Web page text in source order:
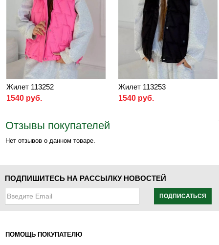
Жилет 113252
1540 руб.
Жилет 113253
1540 руб.
Отзывы покупателей
Нет отзывов о данном товаре.
ПОДПИШИТЕСЬ НА РАССЫЛКУ НОВОСТЕЙ
ПОДПИСАТЬСЯ
ПОМОЩЬ ПОКУПАТЕЛЮ